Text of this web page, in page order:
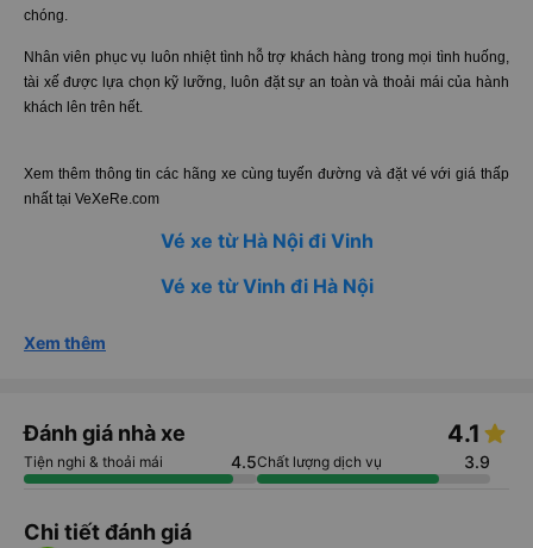
chóng.
Nhân viên phục vụ luôn nhiệt tình hỗ trợ khách hàng trong mọi tình huống,
tài xế được lựa chọn kỹ lưỡng, luôn đặt sự an toàn và thoải mái của hành
khách lên trên hết.
Xem thêm thông tin các hãng xe cùng tuyến đường và đặt vé với giá thấp
nhất tại VeXeRe.com
Vé xe từ Hà Nội đi Vinh
Vé xe từ Vinh đi Hà Nội
Xem thêm
Đánh giá nhà xe 4.1
Tiện nghi & thoải mái 4.5Chất lượng dịch vụ 3.9
Chi tiết đánh giá